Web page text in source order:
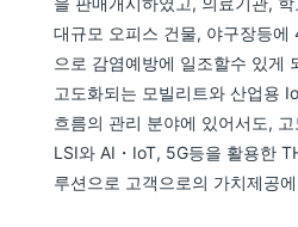
대규모 오피스 건물, 야구장등
으로 감염예방에 일조할수 있게
고도화되는 모빌리트와 산업용
흐름의 관리 분야에 있어서도,
LSI와 AI・IoT, 5G등을 활용한
루션으로 고객으로의 가치제공